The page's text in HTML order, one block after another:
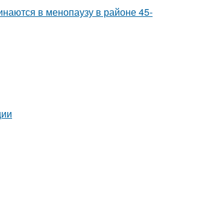
в менопаузу в районе 45-